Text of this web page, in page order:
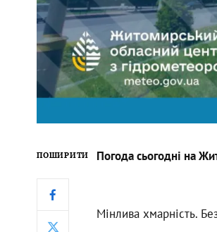
ПОШИРИТИ Погода сьогодні на
Мінлива хмарність.